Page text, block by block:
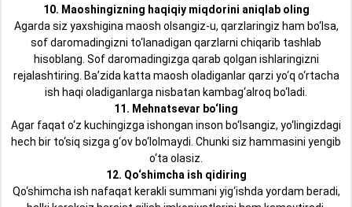
10. Maoshingizning haqiqiy miqdorini aniqlab oling
Agarda siz yaxshigina maosh olsangiz-u, qarzlaringiz ham bo‘lsa,
sof daromadingizni to‘lanadigan qarzlarni chiqarib tashlab
hisoblang. Sof daromadingizga qarab qolgan ishlaringizni
rejalashtiring. Ba’zida katta maosh oladiganlar qarzi yo‘q o‘rtacha
ish haqi oladiganlarga nisbatan kambag‘alroq bo‘ladi.
11. Mehnatsevar bo‘ling
Agar faqat o‘z kuchingizga ishongan inson bo‘lsangiz, yo‘lingizdagi
hech bir to‘siq sizga g‘ov bo‘lolmaydi. Chunki siz hammasini yengib
o‘ta olasiz.
12. Qo‘shimcha ish qidiring
Qo‘shimcha ish nafaqat kerakli summani yig‘ishda yordam beradi,